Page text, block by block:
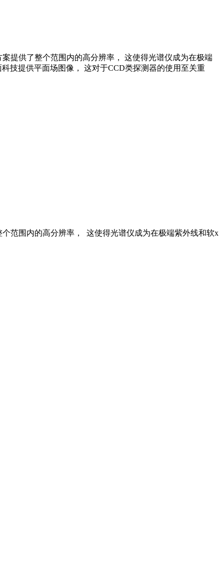
提供了整个范围内的高分辨率， 这使得光谱仪成为在极端
技提供平面场图像， 这对于CCD类探测器的使用至关重
范围内的高分辨率， 这使得光谱仪成为在极端紫外线和软x